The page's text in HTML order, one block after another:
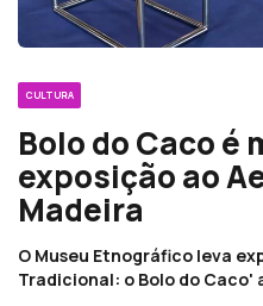
CULTURA
Bolo do Caco é
exposição ao
Madeira
O Museu Etnográfico leva
Tradicional: o Bolo do Caco'